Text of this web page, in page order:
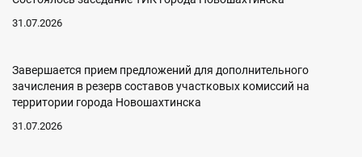
31.07.2026
Завершается прием предложений для дополнительного
зачисления в резерв составов участковых комиссий на
территории города Новошахтинска
31.07.2026